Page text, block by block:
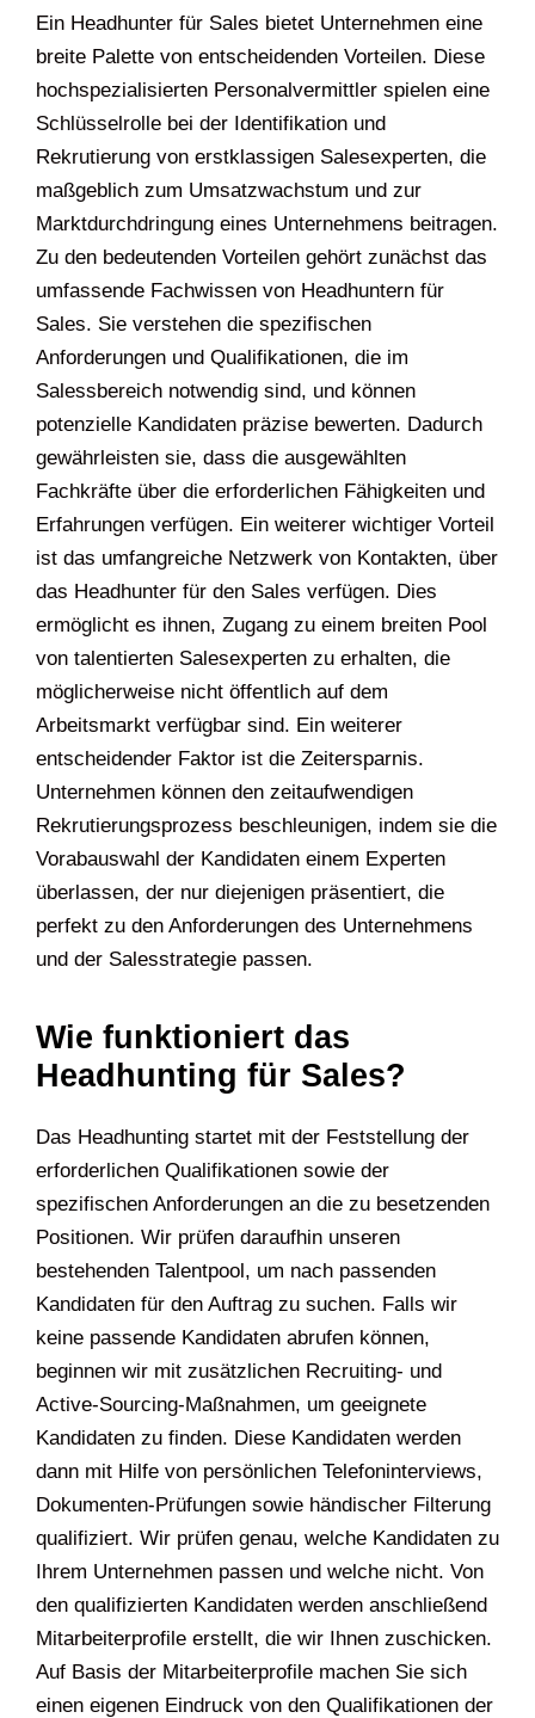
Ein Headhunter für Sales bietet Unternehmen eine
breite Palette von entscheidenden Vorteilen. Diese
hochspezialisierten Personalvermittler spielen eine
Schlüsselrolle bei der Identifikation und
Rekrutierung von erstklassigen Salesexperten, die
maßgeblich zum Umsatzwachstum und zur
Marktdurchdringung eines Unternehmens beitragen.
Zu den bedeutenden Vorteilen gehört zunächst das
umfassende Fachwissen von Headhuntern für
Sales. Sie verstehen die spezifischen
Anforderungen und Qualifikationen, die im
Salessbereich notwendig sind, und können
potenzielle Kandidaten präzise bewerten. Dadurch
gewährleisten sie, dass die ausgewählten
Fachkräfte über die erforderlichen Fähigkeiten und
Erfahrungen verfügen. Ein weiterer wichtiger Vorteil
ist das umfangreiche Netzwerk von Kontakten, über
das Headhunter für den Sales verfügen. Dies
ermöglicht es ihnen, Zugang zu einem breiten Pool
von talentierten Salesexperten zu erhalten, die
möglicherweise nicht öffentlich auf dem
Arbeitsmarkt verfügbar sind. Ein weiterer
entscheidender Faktor ist die Zeitersparnis.
Unternehmen können den zeitaufwendigen
Rekrutierungsprozess beschleunigen, indem sie die
Vorabauswahl der Kandidaten einem Experten
überlassen, der nur diejenigen präsentiert, die
perfekt zu den Anforderungen des Unternehmens
und der Salesstrategie passen.
Wie funktioniert das
Headhunting für Sales?
Das Headhunting startet mit der Feststellung der
erforderlichen Qualifikationen sowie der
spezifischen Anforderungen an die zu besetzenden
Positionen. Wir prüfen daraufhin unseren
bestehenden Talentpool, um nach passenden
Kandidaten für den Auftrag zu suchen. Falls wir
keine passende Kandidaten abrufen können,
beginnen wir mit zusätzlichen Recruiting- und
Active-Sourcing-Maßnahmen, um geeignete
Kandidaten zu finden. Diese Kandidaten werden
dann mit Hilfe von persönlichen Telefoninterviews,
Dokumenten-Prüfungen sowie händischer Filterung
qualifiziert. Wir prüfen genau, welche Kandidaten zu
Ihrem Unternehmen passen und welche nicht. Von
den qualifizierten Kandidaten werden anschließend
Mitarbeiterprofile erstellt, die wir Ihnen zuschicken.
Auf Basis der Mitarbeiterprofile machen Sie sich
einen eigenen Eindruck von den Qualifikationen der